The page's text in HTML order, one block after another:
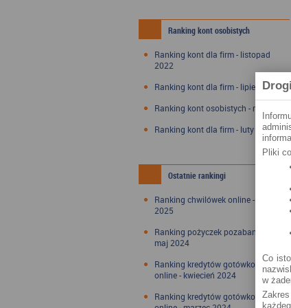
Ranking kont osobistych
Ranking kont dla firm - listopad
2022
Ranking kont dla firm - lipiec 2022
Ranking kont osobistych - maj 2022
Ranking kont dla firm - luty 2022
Ostatnie rankingi
Ranking chwilówek online - styczeń
2025
Ranking pożyczek pozabankowych -
maj 2024
Ranking kredytów gotówkowych
online - kwiecień 2024
Ranking kredytów gotówkowych
Pliki
Co
w